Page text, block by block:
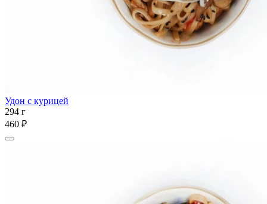
Удон с курицей
294 г
460 ₽